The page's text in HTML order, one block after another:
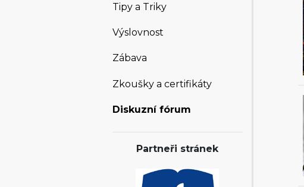
Tipy a Triky
Výslovnost
Zábava
Zkoušky a certifikáty
Diskuzní fórum
Partneři stránek